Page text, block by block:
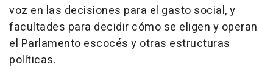
voz en las decisiones para el gasto social, y
facultades para decidir cómo se eligen y operan
el Parlamento escocés y otras estructuras
políticas.